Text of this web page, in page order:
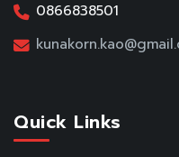
0866838501
Quick Links